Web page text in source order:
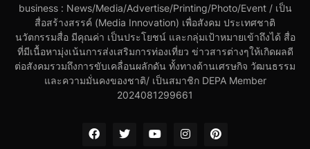
business : News/Media/Advertise/Printing/Photo/Event / เป็น
สื่อสร้างสรรค์ (Media Innovation) เพื่อสังคม ประเทศชาติ
นวัตกรรมสื่อ มีคุณค่า เป็นประโยชน์ และกลุ่มเป้าหมายเข้าถึงได้ สื่อ
ที่มีเนื้อหามุ่งเน้นการส่งเสริมการท่องเที่ยว ข่าวสารต่างๆให้เกิดผลดี
ต่อสังคมรวมถึงการขับเคลื่อนผลักดัน ทั้งทางด้านเศรษกิจ วัฒนธรรม
และความมั่นคงของชาติ/ เป็นสมาชิก DEPA Member
2024081299661